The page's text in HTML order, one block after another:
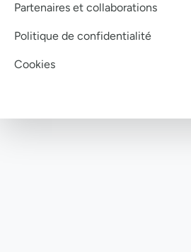
Partenaires et collaborations
Politique de confidentialité
Cookies